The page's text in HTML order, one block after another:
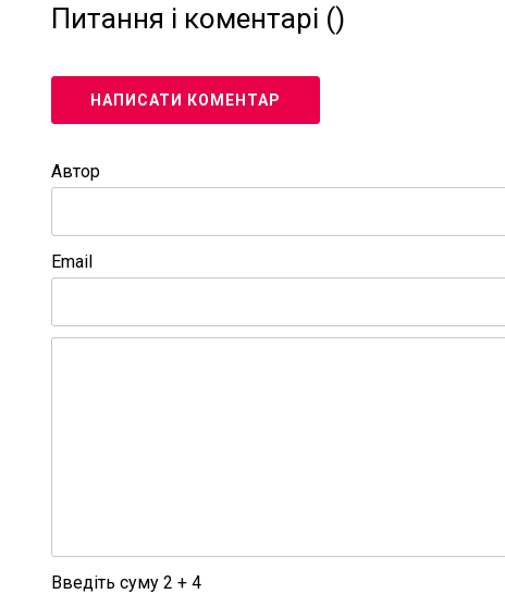
Питання і коментарі ()
НАПИСАТИ КОМЕНТАР
Автор
Email
Введіть суму 2 + 4